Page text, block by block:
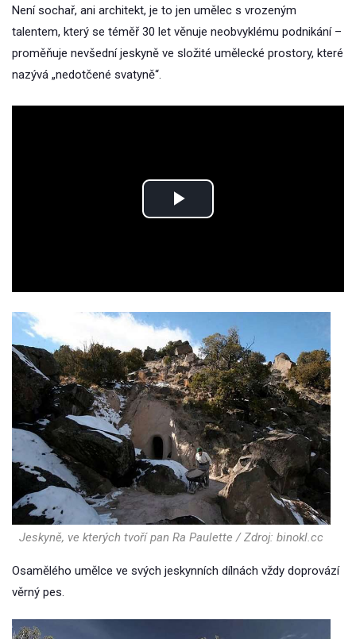
Není sochař, ani architekt, je to jen umělec s vrozeným
talentem, který se téměř 30 let věnuje neobvyklému podnikání –
proměňuje nevšední jeskyně ve složité umělecké prostory, které
nazývá „nedotčené svatyně“.
Play
Jeskyně, ve kterých tvoří pan Ra Paulette / Zdroj: binokl.cc
Osamělého umělce ve svých jeskynních dílnách vždy doprovází
věrný pes.